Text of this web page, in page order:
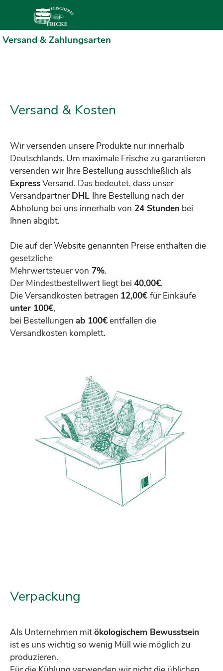
Versand & Zahlungsarten
Versand & Kosten
Wir versenden unsere Produkte nur innerhalb
Deutschlands. Um maximale Frische zu garantieren
versenden wir Ihre Bestellung ausschließlich als
ExpressVersand. Das bedeutet, dass unser
Versandpartner DHL Ihre Bestellung nach der
Abholung bei uns innerhalb von 24 Stunden bei
Ihnen abgibt.
Die auf der Website genannten Preise enthalten die
gesetzliche
Mehrwertsteuer von 7%.
Der Mindestbestellwert liegt bei 40,00€.
Die Versandkosten betragen 12,00€ für Einkäufe
unter 100€,
bei Bestellungen ab 100€entfallen die
Versandkosten komplett.
Verpackung
Als Unternehmen mitökologischem Bewusstsein
ist es uns wichtig so wenig Müll wie möglich zu
produzieren.